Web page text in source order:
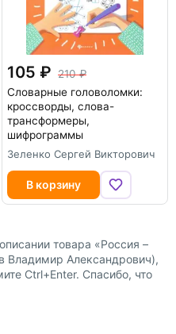
105
210
Словарные головоломки:
кроссворды, слова-
трансформеры,
шифрограммы
Зеленко Сергей Викторович
В корзину
товара «Россия –
Владимир Александрович),
Ctrl+Enter. Спасибо, что